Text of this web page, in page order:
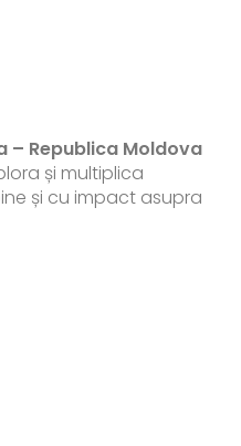
– Republica Moldova
și multiplica
și cu impact asupra